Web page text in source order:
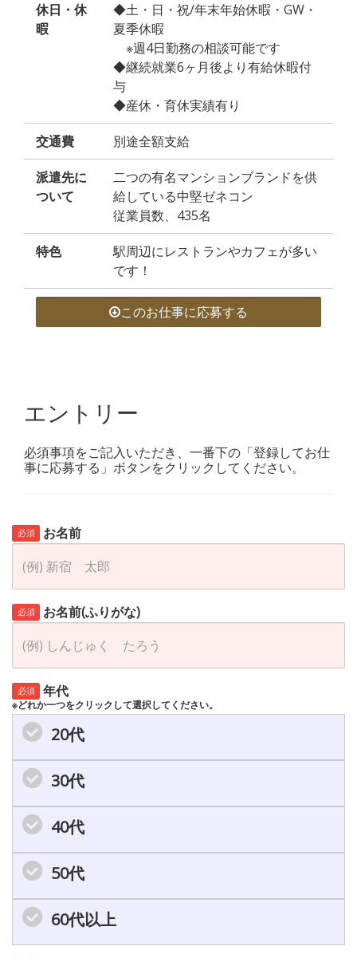
休日・休
暇
◆土・日・祝/年末年始休暇・GW・
夏季休暇
※週4日勤務の相談可能です
◆継続就業6ヶ月後より有給休暇付
与
◆産休・育休実績有り
交通費 別途全額支給
派遣先に
ついて
二つの有名マンションブランドを供
給している中堅ゼネコン
従業員数、435名
特色
駅周辺にレストランやカフェが多い
です！
このお仕事に応募する
エントリー
必須事項をご記入いただき、一番下の「登録してお仕
事に応募する」ボタンをクリックしてください。
必須 お名前
必須 お名前(ふりがな)
必須 年代
※どれか一つをクリックして選択してください。
20代
30代
40代
50代
60代以上